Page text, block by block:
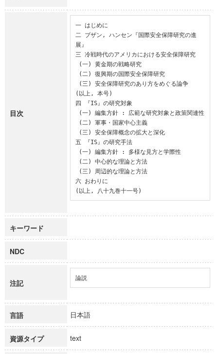
目次
一 はじめに
二 ブザン, ハンセン『国際安全保障研究の進
展』
三 冷戦時代のアメリカにおける安全保障研究
(以上, 本号)
四 『IS』の研究対象
五 『IS』の研究手法
六 おわりに
(以上, 八十九巻十一号)
キーワード
NDC
注記
論説
言語 日本語
資源タイプ text